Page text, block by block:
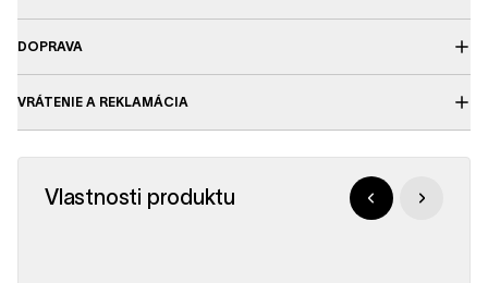
DOPRAVA
VRÁTENIE A REKLAMÁCIA
Vlastnosti produktu